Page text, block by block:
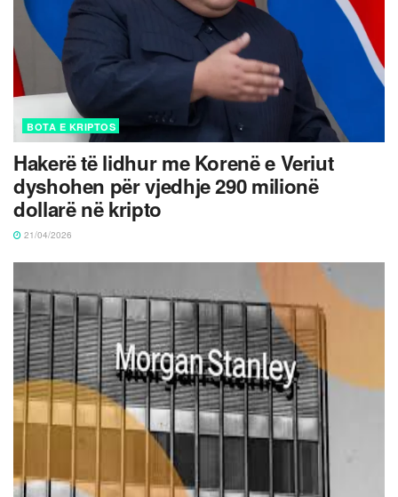
BOTA E KRIPTOS
Hakerë të lidhur me Korenë e Veriut
dyshohen për vjedhje 290 milionë
dollarë në kripto
21/04/2026